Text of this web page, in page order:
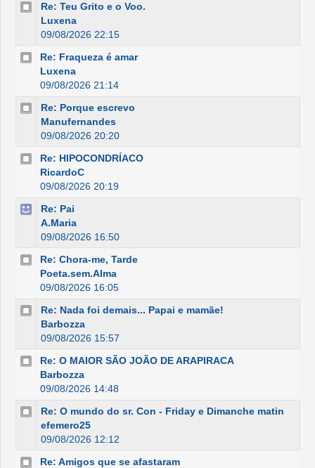
Re: Teu Grito e o Voo.
Luxena
09/08/2026 22:15
Re: Fraqueza é amar
Luxena
09/08/2026 21:14
Re: Porque escrevo
Manufernandes
09/08/2026 20:20
Re: HIPOCONDRÍACO
RicardoC
09/08/2026 20:19
Re: Pai
A.Maria
09/08/2026 16:50
Re: Chora-me, Tarde
Poeta.sem.Alma
09/08/2026 16:05
Re: Nada foi demais... Papai e mamãe!
Barbozza
09/08/2026 15:57
Re: O MAIOR SÃO JOÃO DE ARAPIRACA
Barbozza
09/08/2026 14:48
Re: O mundo do sr. Con - Friday e Dimanche matin
efemero25
09/08/2026 12:12
Re: Amigos que se afastaram